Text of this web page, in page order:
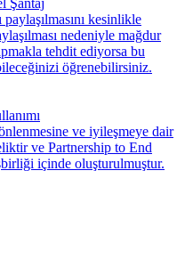
Şantaj
kesinlikle
nedeniyle mağdur
tehdit ediyorsa bu
öğrenebilirsiniz.
ve iyileşmeye dair
ve Partnership to End
içinde oluşturulmuştur.